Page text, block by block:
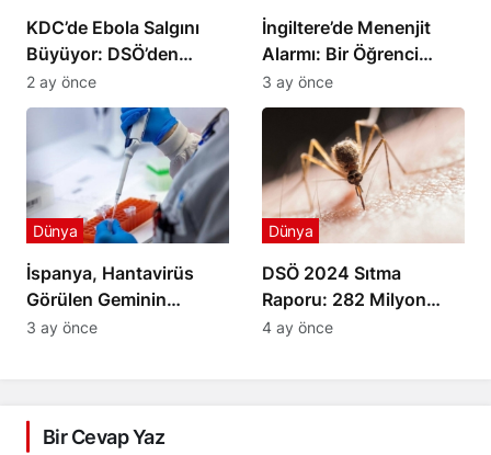
KDC’de Ebola Salgını
Büyüyor: DSÖ’den
Gruplara Ateşkes
Çağrısı
2 ay önce
İngiltere’de Menenjit
Alarmı: Bir Öğrenci
Yaşamını Yitirdi
3 ay önce
İspanya, Hantavirüs
Görülen Geminin
Limana Yanaşmasına
Dünya
3 ay önce
DSÖ 2024 Sıtma
Raporu: 282 Milyon
Vaka ve 610 Bin Ölüm
Dünya
4 ay önce
Bir Cevap Yaz